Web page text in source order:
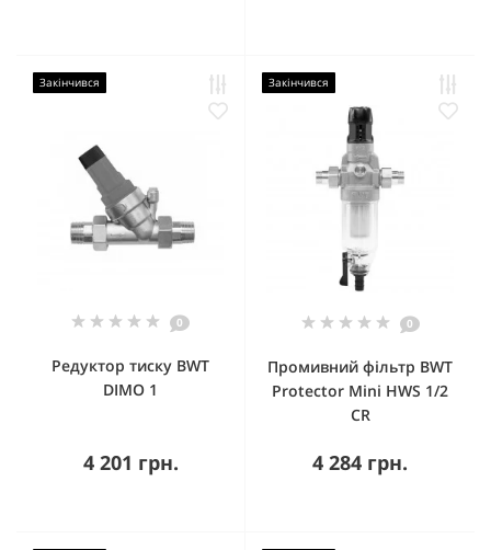
Закінчився
0
Редуктор тиску BWT
DIMO 1
4 201 грн.
Закінчився
0
Промивний фільтр BWT
Protector Mini HWS 1/2
CR
4 284 грн.